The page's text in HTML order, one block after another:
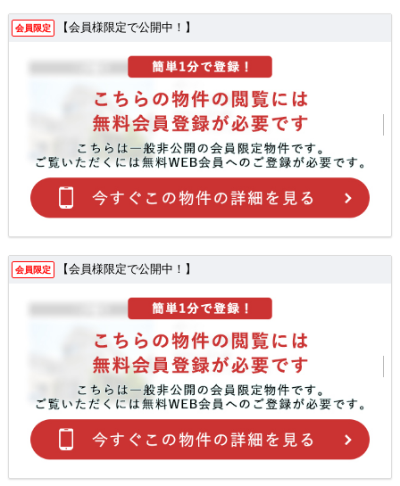
会員限定 【会員様限定で公開中！】
会員限定 【会員様限定で公開中！】